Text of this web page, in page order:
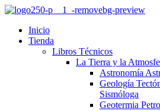
Inicio
Tienda
Libros Técnicos
La Tierra y la
Astronomía
Geología
Sismóloga
Geotermia